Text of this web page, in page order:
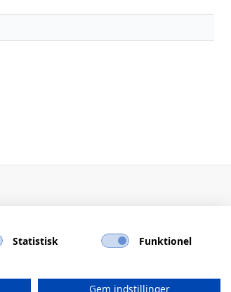
Statistisk
Funktionel
Gem indstillinger